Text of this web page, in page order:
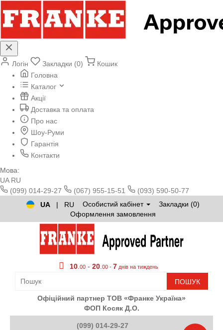
Логін Закладки (0)
Кошик
Головна
Каталог
Акції
Доставка та оплата
Про нас
Шоу-Руми
Гарантія
Контакти
Мова:
UA RU
(099) 014-29-27
(067) 955-15-51
(093) 590-50-77
UA
| RU Особистий кабінет
Закладки (0)
Оформлення замовлення
10 00 - 20 00 - 7 днів на тиждень
ПОШУК
Офіційний партнер ТОВ «Франке Україна»
ФОП Косяк Д.О.
(099) 014-29-27